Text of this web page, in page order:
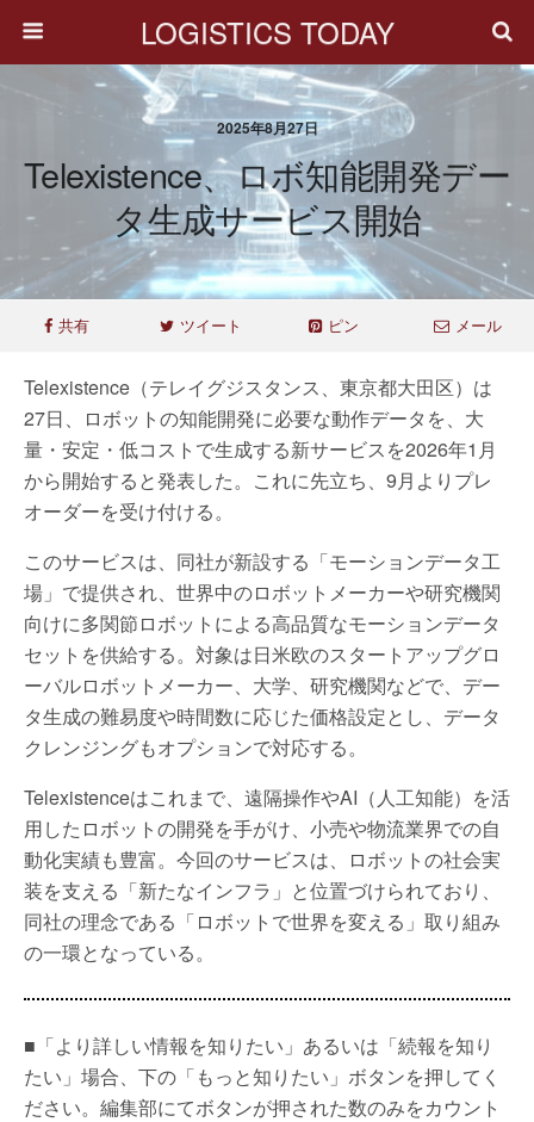
LOGISTICS TODAY
2025年8月27日
Telexistence、ロボ知能開発デー
タ生成サービス開始
共有 ツイート ピン メール
Telexistence（テレイグジスタンス、東京都大田区）は
27日、ロボットの知能開発に必要な動作データを、大
量・安定・低コストで生成する新サービスを2026年1月
から開始すると発表した。これに先立ち、9月よりプレ
オーダーを受け付ける。
このサービスは、同社が新設する「モーションデータ工
場」で提供され、世界中のロボットメーカーや研究機関
向けに多関節ロボットによる高品質なモーションデータ
セットを供給する。対象は日米欧のスタートアップグロ
ーバルロボットメーカー、大学、研究機関などで、デー
タ生成の難易度や時間数に応じた価格設定とし、データ
クレンジングもオプションで対応する。
Telexistenceはこれまで、遠隔操作やAI（人工知能）を活
用したロボットの開発を手がけ、小売や物流業界での自
動化実績も豊富。今回のサービスは、ロボットの社会実
装を支える「新たなインフラ」と位置づけられており、
同社の理念である「ロボットで世界を変える」取り組み
の一環となっている。
■「より詳しい情報を知りたい」あるいは「続報を知り
たい」場合、下の「もっと知りたい」ボタンを押してく
ださい。編集部にてボタンが押された数のみをカウント